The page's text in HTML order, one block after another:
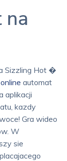
Sizzling Hot �
automat
aplikacji
kazdy
Gra wideo
W
sie